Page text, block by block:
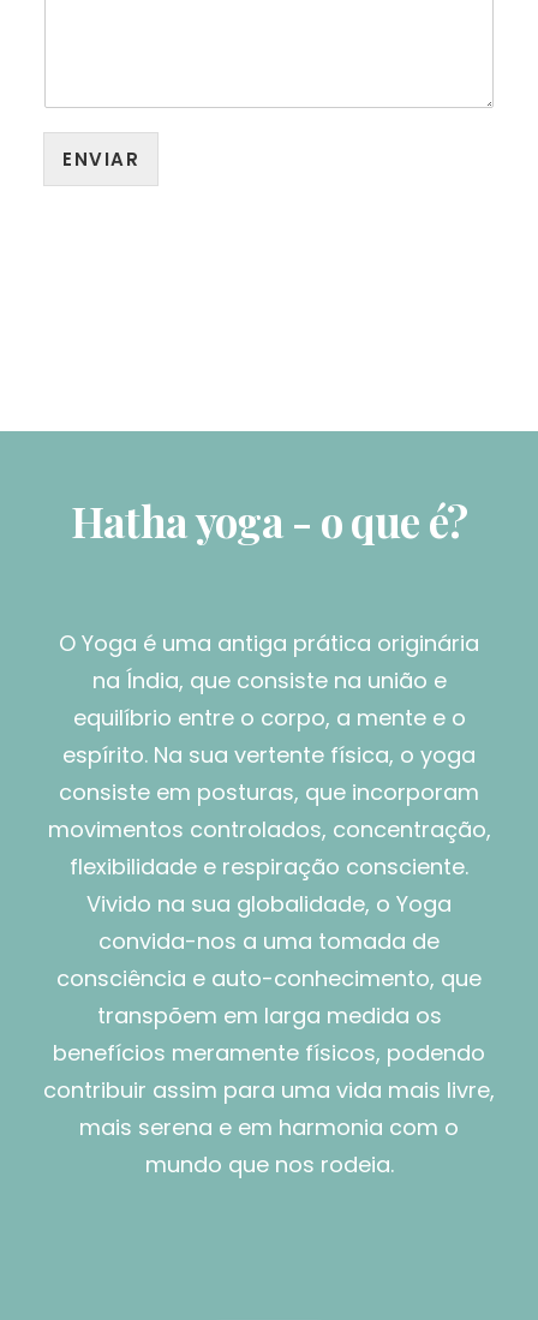
ENVIAR
Hatha yoga - o que é?
O Yoga é uma antiga prática originária
na Índia, que consiste na união e
equilíbrio entre o corpo, a mente e o
espírito. Na sua vertente física, o yoga
consiste em posturas, que incorporam
movimentos controlados, concentração,
flexibilidade e respiração consciente.
Vivido na sua globalidade, o Yoga
convida-nos a uma tomada de
consciência e auto-conhecimento, que
transpõem em larga medida os
benefícios meramente físicos, podendo
contribuir assim para uma vida mais livre,
mais serena e em harmonia com o
mundo que nos rodeia.